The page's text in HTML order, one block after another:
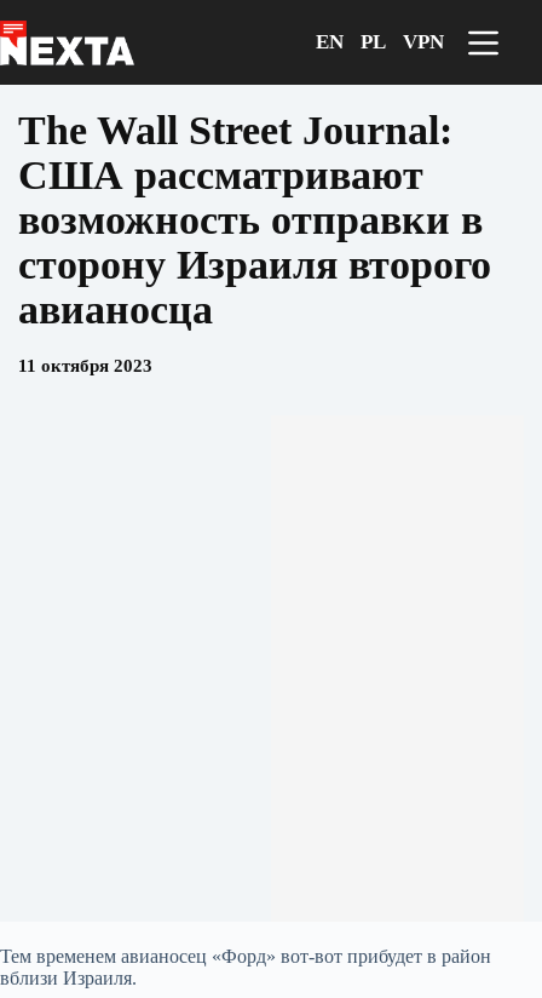
к
сути
EN PL VPN
The Wall Street Journal:
США рассматривают
возможность отправки в
сторону Израиля второго
авианосца
11 октября 2023
Тем временем авианосец «Форд» вот-вот прибудет в район
вблизи Израиля.